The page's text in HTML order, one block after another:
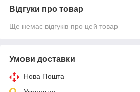
Відгуки про товар
Ще немає відгуків про цей товар
Умови доставки
Нова Пошта